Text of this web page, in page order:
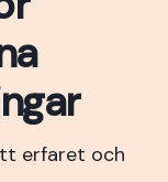
erfaret och